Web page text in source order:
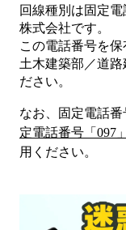
回線種別は固定電
株式会社です。
この電話番号を
土木建築部／道
ださい。
なお、固定電話番
定電話番号「 097
用ください。